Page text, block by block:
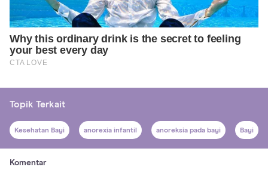
Topik Terkait
Kesehatan Bayi anorexia infantil anoreksia pada bayi Bayi
Komentar